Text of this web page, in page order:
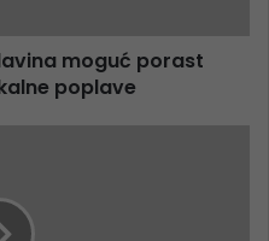
moguć porast
poplave